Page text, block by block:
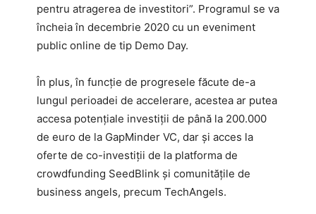
pentru atragerea de investitori”. Programul se va
încheia în decembrie 2020 cu un eveniment
public online de tip Demo Day.
În plus, în funcție de progresele făcute de-a
lungul perioadei de accelerare, acestea ar putea
accesa potențiale investiții de până la 200.000
de euro de la GapMinder VC, dar și acces la
oferte de co-investiții de la platforma de
crowdfunding SeedBlink și comunitățile de
business angels, precum TechAngels.